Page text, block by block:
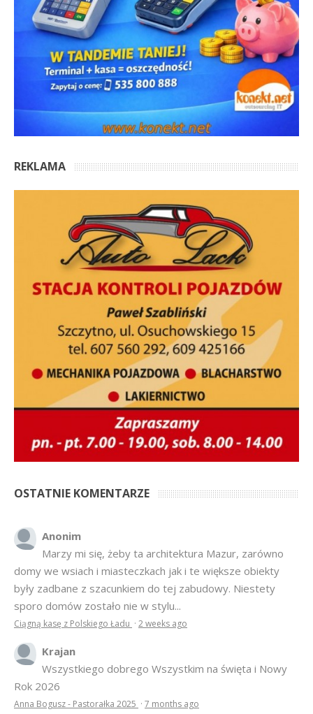
REKLAMA
OSTATNIE KOMENTARZE
Anonim
Marzy mi się, żeby ta architektura Mazur, zarówno
domy we wsiach i miasteczkach jak i te większe obiekty
były zadbane z szacunkiem do tej zabudowy. Niestety
sporo domów zostało nie w stylu...
Ciągną kasę z Polskiego Ładu · 2 weeks ago
Krajan
Wszystkiego dobrego Wszystkim na święta i Nowy
Rok 2026
Anna Bogusz - Pastorałka 2025 · 7 months ago